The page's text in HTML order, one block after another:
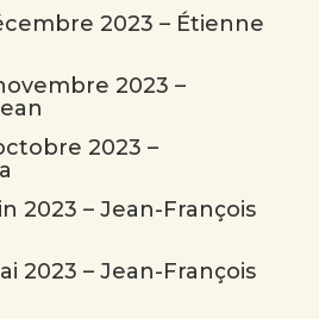
2023 – Étienne
2023 –
2023 –
2023 – Jean-François
2023 – Jean-François